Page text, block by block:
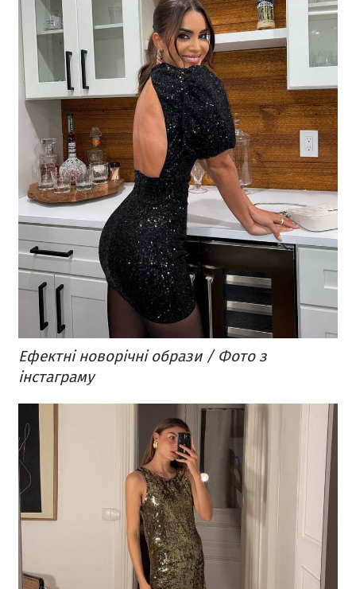
Ефектні новорічні образи / Фото з
інстаграму